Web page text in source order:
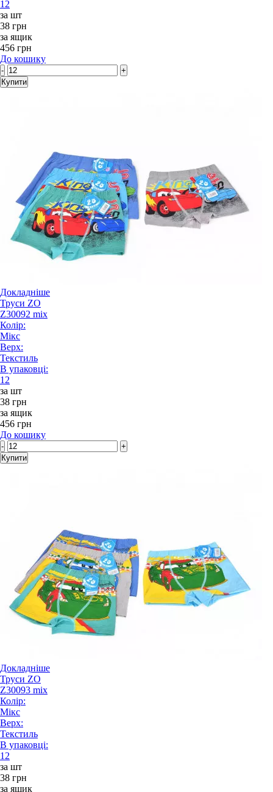
12
за шт
38 грн
за ящик
456 грн
До кошику
-
+
Купити
Докладніше
Труси ZO
Z30092 mix
Колір:
Мікс
Верх:
Текстиль
В упаковці:
12
за шт
38 грн
за ящик
456 грн
До кошику
-
+
Купити
Докладніше
Труси ZO
Z30093 mix
Колір:
Мікс
Верх:
Текстиль
В упаковці:
12
за шт
38 грн
за ящик